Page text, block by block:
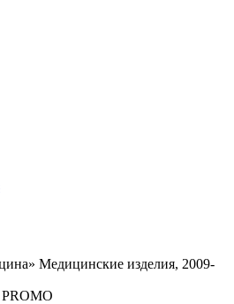
Медицинские изделия, 2009-